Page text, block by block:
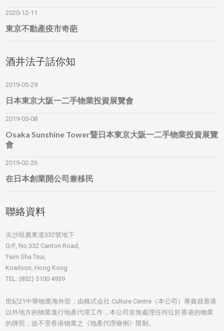
2020-12-11
東京不動產疫市奇葩
酒井法子話你知
2019-05-29
日本東京大阪一二手物業投資展覽會
2019-05-08
Osaka Sunshine Tower暨日本東京大阪一二手物業投資展覽
會
2019-02-26
在日本創業開公司兼移民
聯絡資料
尖沙咀廣東道332號地下
G/F, No.332 Canton Road,
Tsim Sha Tsui,
Kowloon, Hong Kong
TEL: (852) 5100 4939
世紀21中華物業海外部，由株式会社 Culture Centre（本公司）專責就香港
以外地方的物業進行地產代理工作，本公司並無處理任何位於香港的物業
的牌照，故不受香港物業之《地產代理條例》限制。